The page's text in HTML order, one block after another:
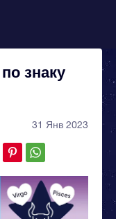
знаку
31 Янв 2023